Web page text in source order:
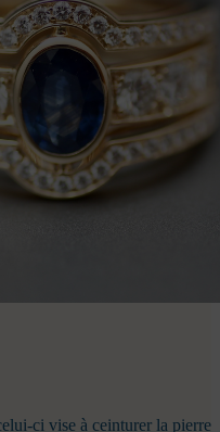
ci vise à ceinturer la pierre